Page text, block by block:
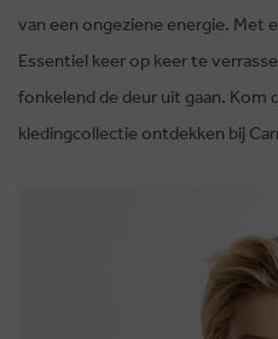
van een ongeziene energie. Met
Essentiel keer op keer te
fonkelend de deur uit gaan. Kom
kledingcollectie ontdekken bij